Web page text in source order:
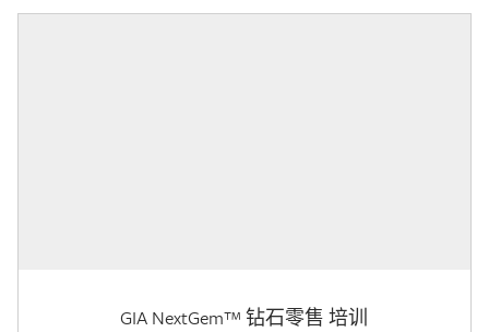
GIA NextGem™ 钻石零售 培训